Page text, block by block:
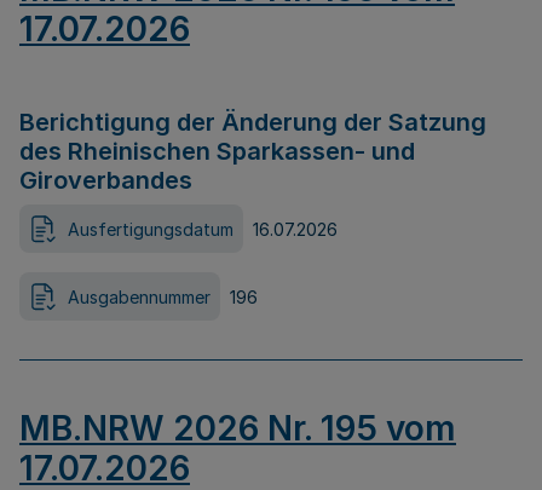
17.07.2026
Berichtigung der Änderung der Satzung
des Rheinischen Sparkassen- und
Giroverbandes
Ausfertigungsdatum 16.07.2026
Ausgabennummer 196
MB.NRW 2026 Nr. 195 vom
17.07.2026